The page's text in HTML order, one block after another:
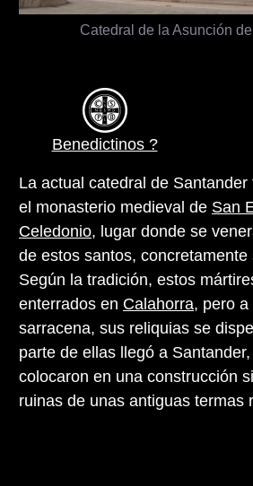
Catedral de la Asunción
Benedictinos ?
La actual catedral de
el monasterio medieval de San
Celedonio, lugar donde se
de estos santos, concretamente
Según la tradición, estos
enterrados en Calahorra, pero
sarracena, sus reliquias se
parte de ellas llegó a
colocaron en una construcción
ruinas de unas antiguas termas